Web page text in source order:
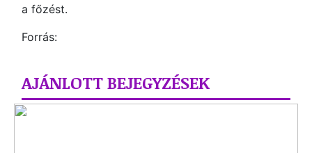
a főzést.
Forrás:
AJÁNLOTT BEJEGYZÉSEK